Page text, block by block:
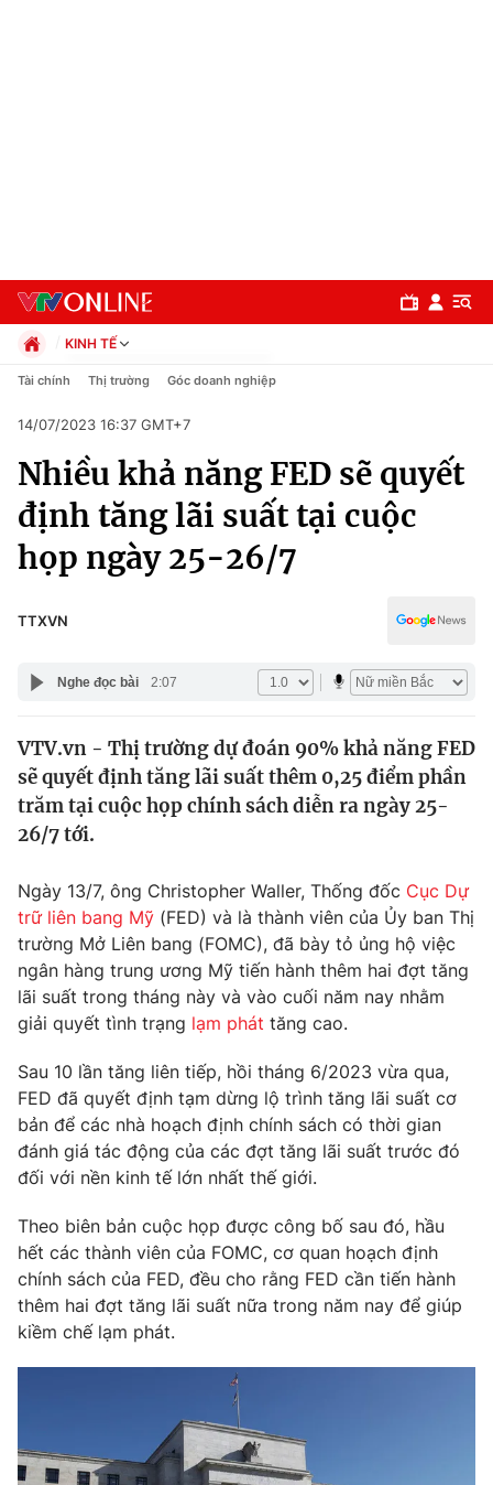
Chuyên mục
Chính trị
Xã hội
Pháp luật
Y tế
Thế giới
Tin tức
Thế giới đó đây
Câu chuyện quốc tế
Kinh tế
Thị trường
Góc doanh nghiệp
Dữ liệu và đời sống
Truyền hình
Phim VTV
Hậu trường
Nhân vật
Khán giả
Giải sao mai
Giải trí
Âm nhạc
Sao
Đời sống
Du lịch
Làm đẹp
Giáo dục
Tuyển sinh
Học trực tuyến
Hitech Công nghệ tương lai
Sản phẩm
Thị trường
Giao lưu trực tuyến
Lịch phát sóng
Emagazine Podcast
KINH TẾ
Chính trị
Pháp luật
Kinh tế
Thể thao
Truyền hình
Văn hóa - Giải trí
Tài chính Thị trường Góc doanh nghiệp
14/07/2023 16:37 GMT+7
Nhiều khả năng FED sẽ quyết
định tăng lãi suất tại cuộc
họp ngày 25-26/7
TTXVN
Nghe đọc bài 2:07
VTV.vn - Thị trường dự đoán 90% khả năng FED
sẽ quyết định tăng lãi suất thêm 0,25 điểm phần
trăm tại cuộc họp chính sách diễn ra ngày 25-
26/7 tới.
Ngày 13/7, ông Christopher Waller, Thống đốc Cục Dự
trữ liên bang Mỹ (FED) và là thành viên của Ủy ban Thị
trường Mở Liên bang (FOMC), đã bày tỏ ủng hộ việc
ngân hàng trung ương Mỹ tiến hành thêm hai đợt tăng
lãi suất trong tháng này và vào cuối năm nay nhằm
giải quyết tình trạng lạm phát tăng cao.
Sau 10 lần tăng liên tiếp, hồi tháng 6/2023 vừa qua,
FED đã quyết định tạm dừng lộ trình tăng lãi suất cơ
bản để các nhà hoạch định chính sách có thời gian
đánh giá tác động của các đợt tăng lãi suất trước đó
đối với nền kinh tế lớn nhất thế giới.
Theo biên bản cuộc họp được công bố sau đó, hầu
hết các thành viên của FOMC, cơ quan hoạch định
chính sách của FED, đều cho rằng FED cần tiến hành
thêm hai đợt tăng lãi suất nữa trong năm nay để giúp
kiềm chế lạm phát.